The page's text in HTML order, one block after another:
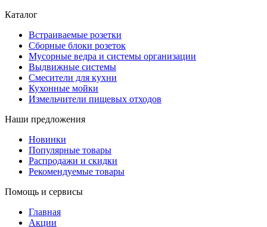
Каталог
Встраиваемые розетки
Сборные блоки розеток
Мусорные ведра и системы организации
Выдвижные системы
Смесители для кухни
Кухонные мойки
Измельчители пищевых отходов
Наши предложения
Новинки
Популярные товары
Распродажи и скидки
Рекомендуемые товары
Помощь и сервисы
Главная
Акции